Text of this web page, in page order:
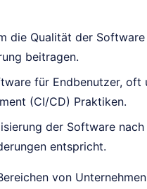
die Qualität der
beitragen.
für Endbenutzer, oft
(CI/CD) Praktiken.
der Software
entspricht.
von